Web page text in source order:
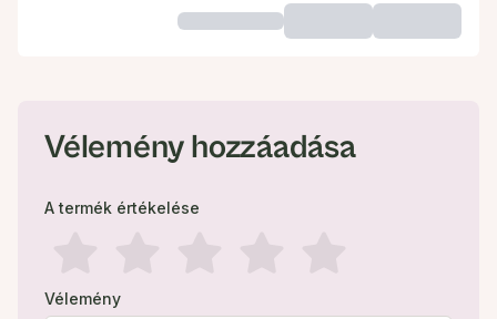
Vélemény hozzáadása
A termék értékelése
Vélemény